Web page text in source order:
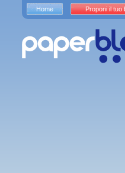
Home Proponi il tuo